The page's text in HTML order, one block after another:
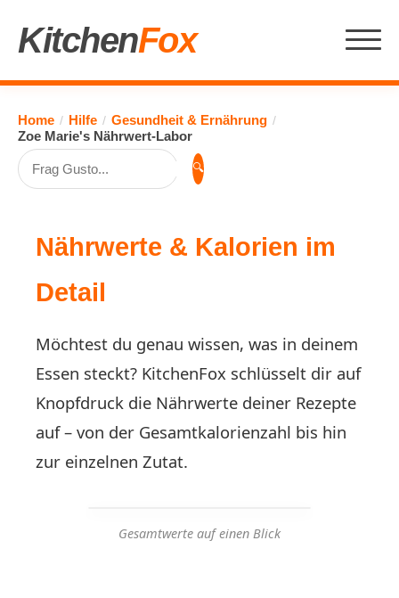
KitchenFox
Home / Hilfe / Gesundheit & Ernährung /
Zoe Marie's Nährwert-Labor
🔍
Nährwerte & Kalorien im
Detail
Möchtest du genau wissen, was in deinem
Essen steckt? KitchenFox schlüsselt dir auf
Knopfdruck die Nährwerte deiner Rezepte
auf – von der Gesamtkalorienzahl bis hin
zur einzelnen Zutat.
Gesamtwerte auf einen Blick